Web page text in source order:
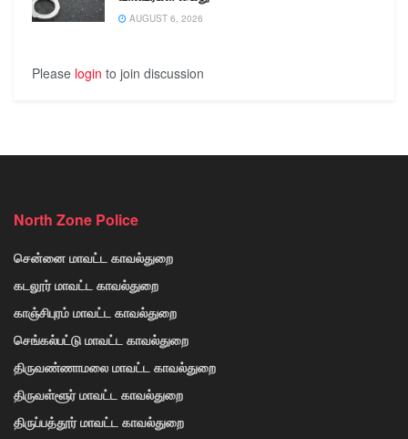
AUGUST 6, 2026
Please login to join discussion
North Zone Police
சென்னை மாவட்ட காவல்துறை
கடலூர் மாவட்ட காவல்துறை
காஞ்சிபுரம் மாவட்ட காவல்துறை
செங்கல்பட்டு மாவட்ட காவல்துறை
திருவண்ணாமலை மாவட்ட காவல்துறை
திருவள்ளூர் மாவட்ட காவல்துறை
திருப்பத்தூர் மாவட்ட காவல்துறை